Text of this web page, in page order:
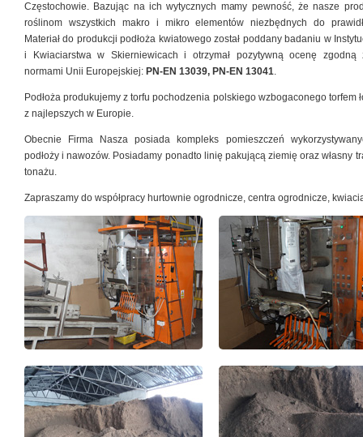
Częstochowie. Bazując na ich wytycznych mamy pewność, że nasze
roślinom wszystkich makro i mikro elementów niezbędnych do
Materiał do produkcji podłoża kwiatowego został poddany badaniu w
i Kwiaciarstwa w Skierniewicach i otrzymał pozytywną ocenę zgodną
normami Unii Europejskiej: PN-EN 13039, PN-EN 13041.
Podłoża produkujemy z torfu pochodzenia polskiego wzbogaconego torfem
z najlepszych w Europie.
Obecnie Firma Nasza posiada kompleks pomieszczeń
podłoży i nawozów. Posiadamy ponadto linię pakującą ziemię oraz własny
tonażu.
Zapraszamy do współpracy hurtownie ogrodnicze, centra ogrodnicze,